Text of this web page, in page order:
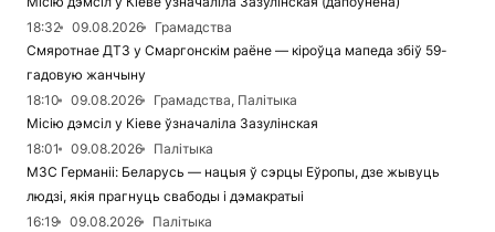
18:32
09.08.2026
Грамадства
Смяротнае ДТЗ у Смаргонскім раёне — кіроўца мапеда збіў 59-
гадовую жанчыну
18:10
09.08.2026
Грамадства, Палітыка
Місію дэмсіл у Кіеве ўзначаліла Зазулінская
18:01
09.08.2026
Палітыка
МЗС Германіі: Беларусь — нацыя ў сэрцы Еўропы, дзе жывуць
людзі, якія прагнуць свабоды і дэмакратыі
16:19
09.08.2026
Палітыка